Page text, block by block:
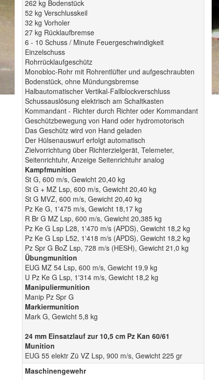
262 kg Bodenstück
52 kg Verschlusskeil
32 kg Vorholer
27 kg Rücklaufbremse
6 - 10 Schuss / Minute Feuergeschwindigkeit
Einzelschuss
Rohrrücklaufgeschütz
Monobloc-Rohr mit Rohrentlüfter und aufgeschraubten
Bodenstück, ohne Mündungsbremse
Halbautomatischer Vertikal-Fallblockverschluss
Schussauslösung elektrisch am Schaltkasten
Kommandant - Richter durch Richter oder Kommandant
Geschützbewegung von Hand oder hydromotorisch
Das Geschütz wird von Hand geladen
Der Hülsenauswurf erfolgt automatisch
Zielvorrichtung über Richterzielgerät, Telemeter,
Seitenrichtuhr, Anzeige Seitenrichtuhr analog
Kampfmunition
St G, 600 m/s, Gewicht 20,40 kg
St G + MZ Lsp, 600 m/s, Gewicht 20,40 kg
St G MVZ, 600 m/s, Gewicht 20,40 kg
Pz Ke G, 1'475 m/s, Gewicht 18,17 kg
R Br G MZ Lsp, 600 m/s, Gewicht 20,385 kg
Pz Ke G Lsp L28, 1'470 m/s (APDS), Gewicht 18,2 kg
Pz Ke G Lsp L52, 1'418 m/s (APDS), Gewicht 18,2 kg
Pz Spr G BoZ Lsp, 728 m/s (HESH), Gewicht 21,0 kg
Übungmunition
EUG MZ 54 Lsp, 600 m/s, Gewicht 19,9 kg
U Pz Ke G Lsp, 1'314 m/s, Gewicht 18,2 kg
Manipuliermunition
Manip Pz Spr G
Markiermunition
Mark G, Gewicht 5,8 kg
24 mm Einsatzlauf zur 10,5 cm Pz Kan 60/61
Munition
EUG 55 elektr Zü VZ Lsp, 900 m/s, Gewicht 225 gr
Maschinengewehr